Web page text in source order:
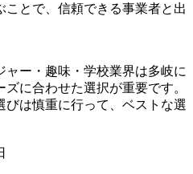
ことで、信頼できる事業者と出
ャー・趣味・学校業界は多岐に
に合わせた選択が重要です。
びは慎重に行って、ベストな選